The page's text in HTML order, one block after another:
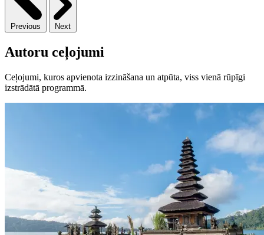
Previous Next
Autoru ceļojumi
Ceļojumi, kuros apvienota izzināšana un atpūta, viss vienā rūpīgi
izstrādātā programmā.